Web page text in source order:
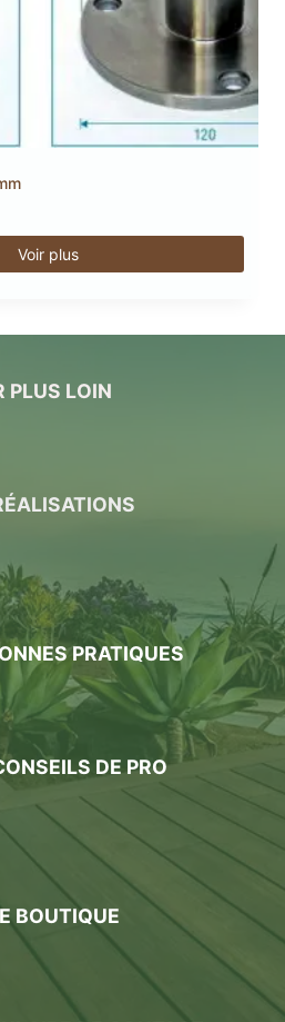
Voir plus
PLUS LOIN
PRATIQUES
DE PRO
BOUTIQUE